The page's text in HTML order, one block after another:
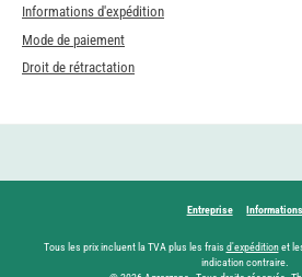
Informations d'expédition
Mode de paiement
Droit de rétractation
Entreprise Informations
Tous les prix incluent la TVA plus les frais d'expéditionet
indication contraire.